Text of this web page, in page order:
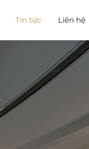
Tin tức Liên hệ